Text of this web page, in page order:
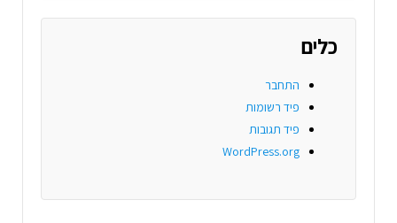
כלים
התחבר
פיד רשומות
פיד תגובות
WordPress.org